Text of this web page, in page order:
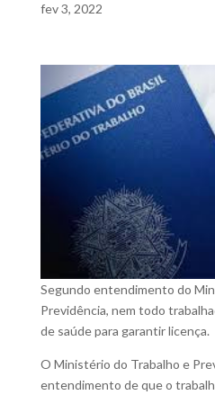
fev 3, 2022
Segundo entendimento do
Previdência, nem todo
de saúde para garantir licença.
O Ministério do Trabalho e
entendimento de que o